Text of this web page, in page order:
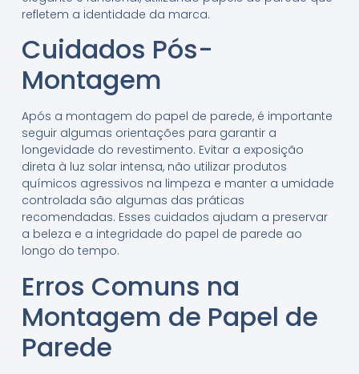
refletem a identidade da marca.
Cuidados Pós-
Montagem
Após a montagem do papel de parede, é importante
seguir algumas orientações para garantir a
longevidade do revestimento. Evitar a exposição
direta à luz solar intensa, não utilizar produtos
químicos agressivos na limpeza e manter a umidade
controlada são algumas das práticas
recomendadas. Esses cuidados ajudam a preservar
a beleza e a integridade do papel de parede ao
longo do tempo.
Erros Comuns na
Montagem de Papel de
Parede